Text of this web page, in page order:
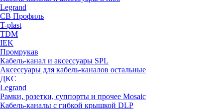
Legrand
СВ Профиль
T-plast
TDM
IEK
Промрукав
Кабель-канал и аксессуары SPL
Аксессуары для кабель-каналов остальные
ДКС
Legrand
Рамки, розетки, суппорты и прочее Mosaic
Кабель-каналы с гибкой крышкой DLP